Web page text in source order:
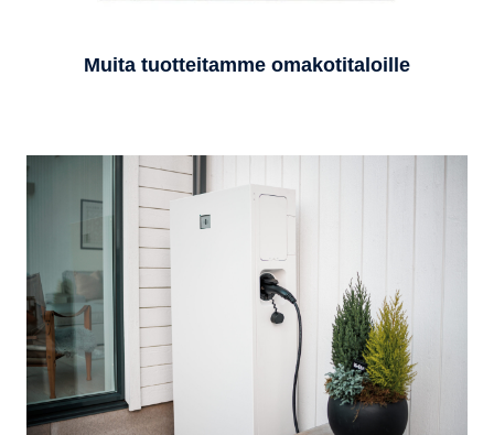
Muita tuotteitamme omakotitaloille